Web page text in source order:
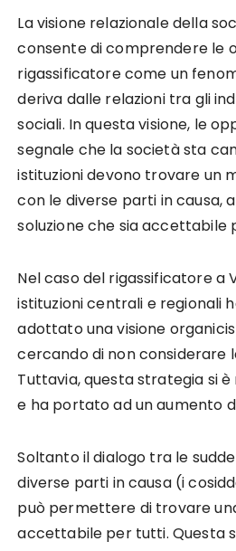
La visione relazionale della
consente di comprendere le
rigassificatore come un
deriva dalle relazioni tra gli
sociali. In questa visione, le
segnale che la società sta
istituzioni devono trovare un
con le diverse parti in causa,
soluzione che sia accettabile
Nel caso del rigassificatore a
istituzioni centrali e regionali
adottato una visione
cercando di non considerare
Tuttavia, questa strategia si
e ha portato ad un aumento
Soltanto il dialogo tra le
diverse parti in causa (i
può permettere di trovare
accettabile per tutti. Questa